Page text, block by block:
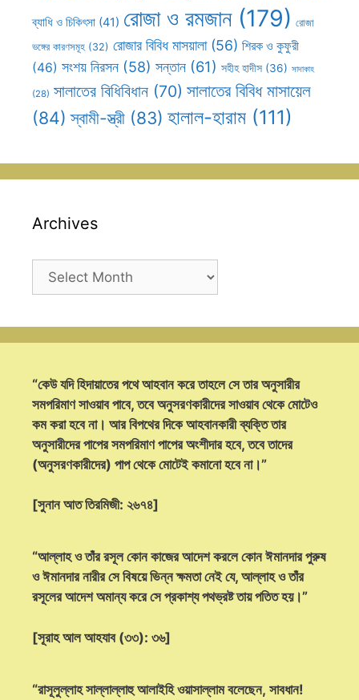
ব্যাধি ও চিকিৎসা (41) রোজা ও রমজান(179) রোজা
ভঙ্গের কারণসমূহ (32) রোজার বিবিধ মাসয়ালা(56) শিরক ও কুফুরী
(46) সংশয় নিরসন (58) সন্তান (61) সহীহ হাদীস (36) সাদাকাহ
(28) সালাতের বিধিবিধান (70) সালাতের বিবিধ মাসায়েল
(84) স্বামী-স্ত্রী (83) হালাল-হারাম (111)
Archives
Archives
“কেউ যদি হিদায়াতের পথে আহবান করে তাহলে সে তার অনুসারীর
সমপরিমাণ সাওয়াব পাবে, তবে অনুসরণকারীদের সাওয়াব থেকে মোটেও
কম করা হবে না। আর বিপথের দিকে আহবানকারী ব্যক্তি তার
অনুসারীদের পাপের সমপরিমাণ পাপের অংশীদার হবে, তবে তাদের
(অনুসরণকারীদের) পাপ থেকে মোটেই কমানো হবে না।”
[সুনান আত তিরমিজী: ২৬৭৪]
“আল্লাহ ও তাঁর রসূল কোন কাজের আদেশ করলে কোন ঈমানদার পুরুষ
ও ঈমানদার নারীর সে বিষয়ে ভিন্ন ক্ষমতা নেই যে, আল্লাহ ও তাঁর
রসূলের আদেশ অমান্য করে সে প্রকাশ্য পথভ্রষ্ট তায় পতিত হয়।”
[সূরাহ আল আহযাব (৩৩): ৩৬]
“রাসূলুল্লাহ সাল্লাল্লাহু আলাইহি ওয়াসাল্লাম বলেছেন, সাবধান!